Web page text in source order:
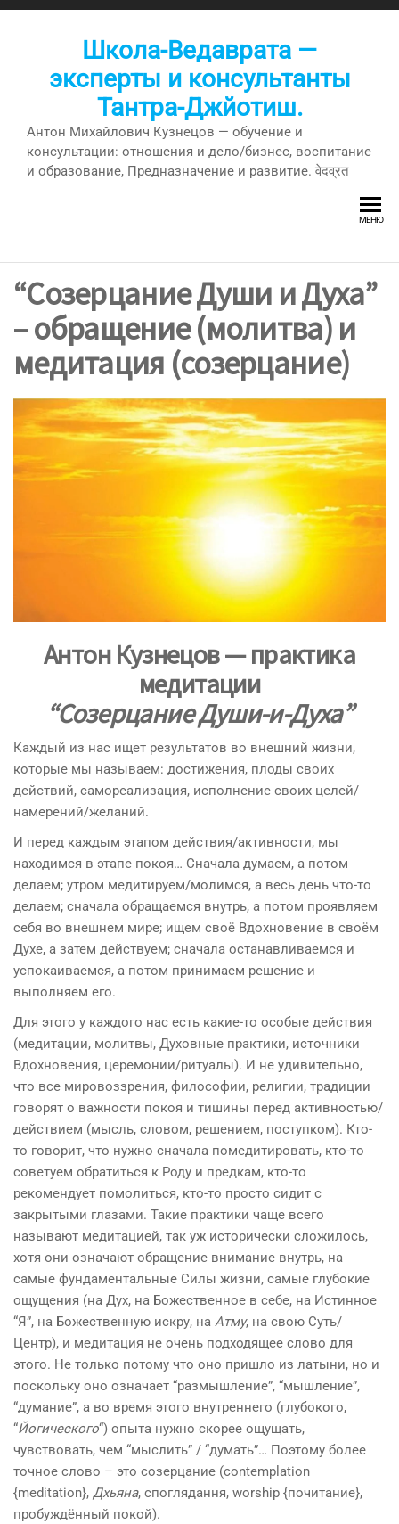
Перейти
Школа-Ведаврата —
эксперты и консультанты
Тантра-Джйотиш.
Антон Михайлович Кузнецов — обучение и
консультации: отношения и дело/бизнес, воспитание
и образование, Предназначение и развитие. वेदव्रत
МЕНЮ
“Созерцание Души и Духа”
– обращение (молитва) и
медитация (созерцание)
Антон Кузнецов — практика
медитации
“Созерцание Души-и-Духа”
Каждый из нас ищет результатов во внешний жизни,
которые мы называем: достижения, плоды своих
действий, самореализация, исполнение своих целей/
намерений/желаний.
И перед каждым этапом действия/активности, мы
находимся в этапе покоя… Сначала думаем, а потом
делаем; утром медитируем/молимся, а весь день что-то
делаем; сначала обращаемся внутрь, а потом проявляем
себя во внешнем мире; ищем своё Вдохновение в своём
Духе, а затем действуем; сначала останавливаемся и
успокаиваемся, а потом принимаем решение и
выполняем его.
Для этого у каждого нас есть какие-то особые действия
(медитации, молитвы, Духовные практики, источники
Вдохновения, церемонии/ритуалы). И не удивительно,
что все мировоззрения, философии, религии, традиции
говорят о важности покоя и тишины перед активностью/
действием (мысль, словом, решением, поступком). Кто-
то говорит, что нужно сначала помедитировать, кто-то
советуем обратиться к Роду и предкам, кто-то
рекомендует помолиться, кто-то просто сидит с
закрытыми глазами. Такие практики чаще всего
называют медитацией, так уж исторически сложилось,
хотя они означают обращение внимание внутрь, на
самые фундаментальные Силы жизни, самые глубокие
ощущения (на Дух, на Божественное в себе, на Истинное
“Я”, на Божественную искру, на Атму, на свою Суть/
Центр), и медитация не очень подходящее слово для
этого. Не только потому что оно пришло из латыни, но и
поскольку оно означает “размышление”, “мышление”,
“думание”, а во время этого внутреннего (глубокого,
“Йогического“) опыта нужно скорее ощущать,
чувствовать, чем “мыслить” / “думать”… Поэтому более
точное слово – это созерцание (contemplation
{meditation}, Дхьяна, споглядання, worship {почитание},
пробуждённый покой).